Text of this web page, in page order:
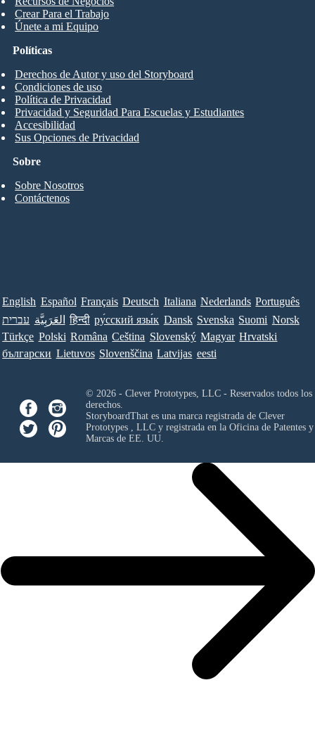
Crear Para el Trabajo
Únete a mi Equipo
Sobre
Sobre Nosotros
Contáctenos
Políticas
Derechos de Autor y uso del Storyboard
Condiciones de uso
Política de Privacidad
Privacidad y Seguridad Para Escuelas y Estudiantes
Accesibilidad
Sus Opciones de Privacidad
English Español Français Deutsch Italiana Nederlands Português
עברית العَرَبِيَّة हिन्दी ру́сский язы́к Dansk Svenska Suomi Norsk
Türkçe Polski Româna Ceština Slovenský Magyar Hrvatski
български Lietuvos Slovenščina Latvijas eesti
© 2026 - Clever Prototypes, LLC - Reservados todos los
derechos.
StoryboardThat es una marca registrada de Clever
Prototypes , LLCy registrada en la Oficina de Patentes y
Marcas de EE. UU.